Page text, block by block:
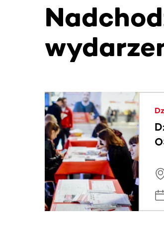
Ta sekcja zawiera treści